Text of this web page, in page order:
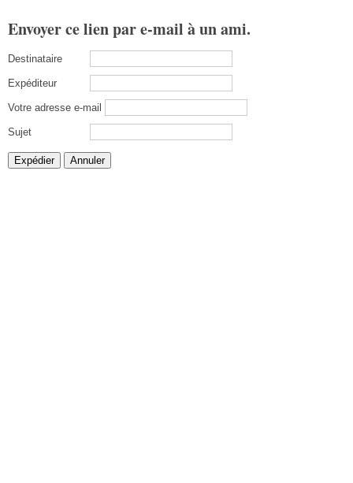
Envoyer ce lien par e-mail à un ami.
Destinataire
Expéditeur
Votre adresse e-mail
Sujet
Expédier Annuler